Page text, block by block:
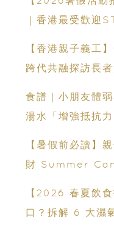
｜香港最受歡迎
【香港親子義工
跨代共融探訪長
食譜｜小朋友體
湯水「增強抵抗力
【暑假前必讀】
財 Summer
【2026 春夏飲
口？拆解 6 大濕